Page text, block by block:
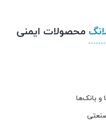
محصولات ایمنی
و بانک‌ها